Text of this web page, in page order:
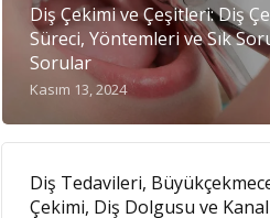
Diş Çekimi ve Çeşitleri: Diş
Süreci, Yöntemleri ve Sık
Sorular
Kasım 13, 2024
Diş Tedavileri,
Çekimi, Diş Dolgusu ve Kanal